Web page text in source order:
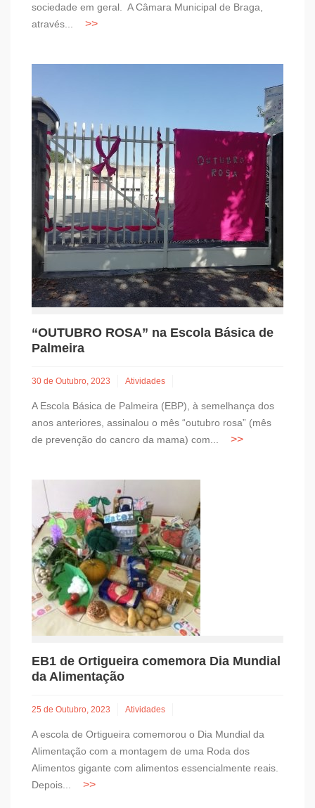
sociedade em geral. A Câmara Municipal de Braga,
através...
“OUTUBRO ROSA” na Escola Básica de
Palmeira
30 de Outubro, 2023 Atividades
A Escola Básica de Palmeira (EBP), à semelhança dos
anos anteriores, assinalou o mês “outubro rosa” (mês
de prevenção do cancro da mama) com...
EB1 de Ortigueira comemora Dia Mundial
da Alimentação
25 de Outubro, 2023 Atividades
A escola de Ortigueira comemorou o Dia Mundial da
Alimentação com a montagem de uma Roda dos
Alimentos gigante com alimentos essencialmente reais.
Depois...